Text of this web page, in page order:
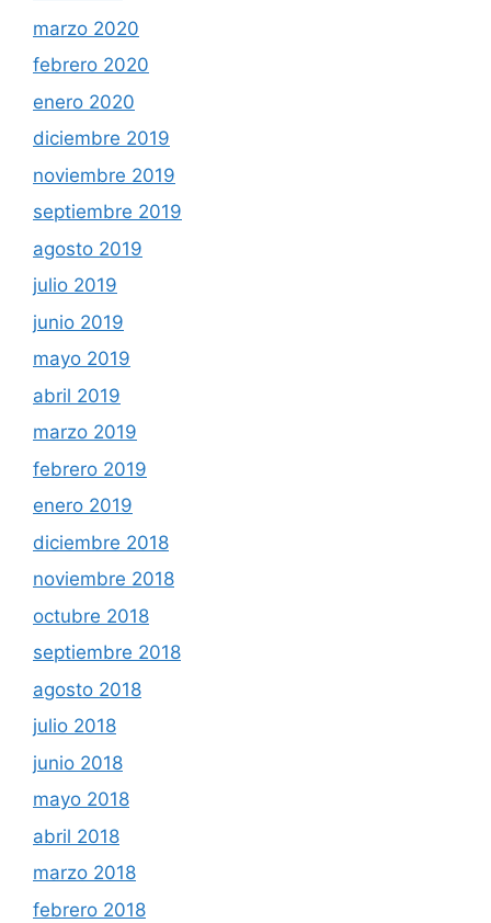
marzo 2020
febrero 2020
enero 2020
diciembre 2019
noviembre 2019
septiembre 2019
agosto 2019
julio 2019
junio 2019
mayo 2019
abril 2019
marzo 2019
febrero 2019
enero 2019
diciembre 2018
noviembre 2018
octubre 2018
septiembre 2018
agosto 2018
julio 2018
junio 2018
mayo 2018
abril 2018
marzo 2018
febrero 2018